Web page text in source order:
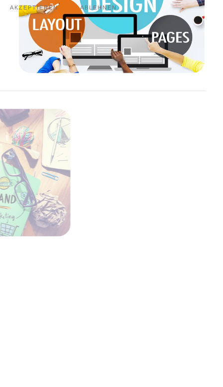
AKZEPTIEREN ABLEHNEN